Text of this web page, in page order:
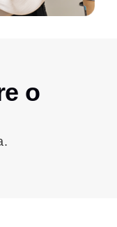
o